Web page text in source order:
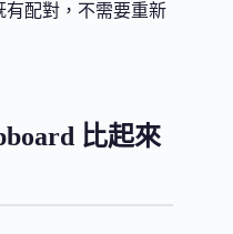
有配對，不需要重新
比起來